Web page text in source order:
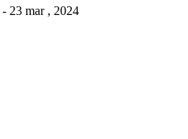
- 23 mar , 2024